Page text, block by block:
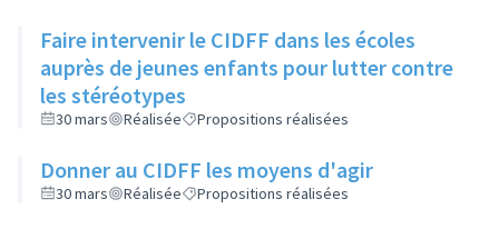
Faire intervenir le CIDFF dans les écoles
auprès de jeunes enfants pour lutter contre
les stéréotypes
30 mars Réalisée Propositions réalisées
Donner au CIDFF les moyens d'agir
30 mars Réalisée Propositions réalisées